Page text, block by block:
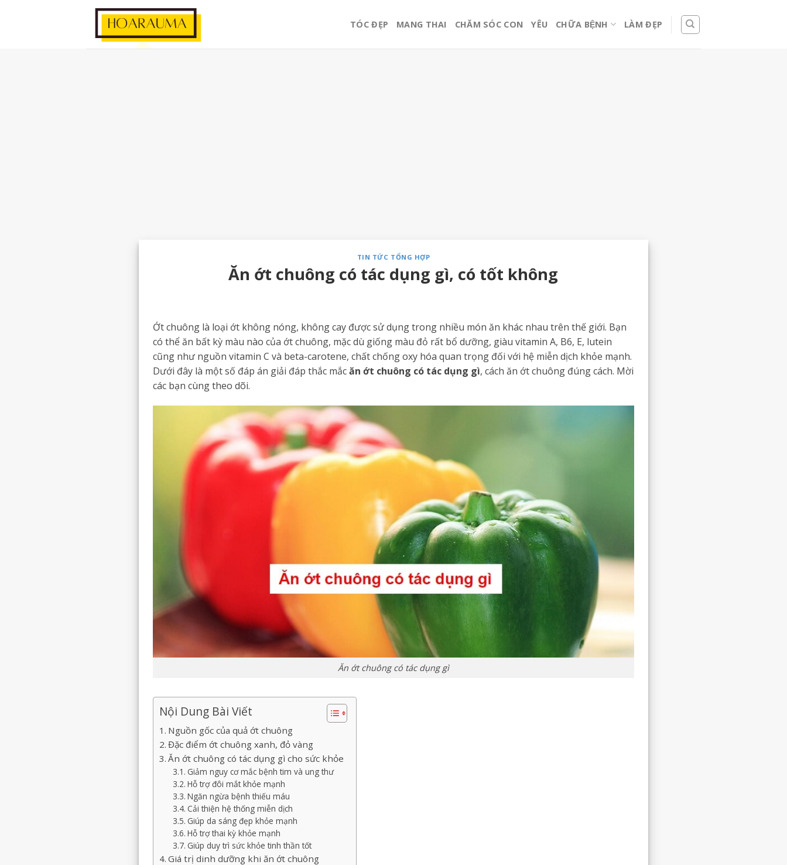
TÓC ĐẸP MANG THAI CHĂM SÓC CON YÊU CHỮA BỆNH LÀM ĐẸP
TIN TỨC TỔNG HỢP
Ăn ớt chuông có tác dụng gì, có tốt không
Ớt chuông là loại ớt không nóng, không cay được sử dụng trong nhiều món ăn khác nhau trên thế giới. Bạn
có thể ăn bất kỳ màu nào của ớt chuông, mặc dù giống màu đỏ rất bổ dưỡng, giàu vitamin A, B6, E, lutein
cũng như nguồn vitamin C và beta-carotene, chất chống oxy hóa quan trọng đối với hệ miễn dịch khỏe mạnh.
Dưới đây là một số đáp án giải đáp thắc mắcăn ớt chuông có tác dụng gì, cách ăn ớt chuông đúng cách. Mời
các bạn cùng theo dõi.
Ăn ớt chuông có tác dụng gì
Nội Dung Bài Viết
Nguồn gốc của quả ớt chuông
Đặc điểm ớt chuông xanh, đỏ vàng
Ăn ớt chuông có tác dụng gì cho sức khỏe
Giảm nguy cơ mắc bệnh tim và ung thư
Hỗ trợ đôi mắt khỏe mạnh
Ngăn ngừa bệnh thiếu máu
Cải thiện hệ thống miễn dịch
Giúp da sáng đẹp khỏe mạnh
Hỗ trợ thai kỳ khỏe mạnh
Giúp duy trì sức khỏe tinh thần tốt
Giá trị dinh dưỡng khi ăn ớt chuông